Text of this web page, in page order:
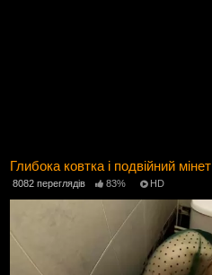
Глибока ковтка і подвійний
8082 переглядів 83% HD